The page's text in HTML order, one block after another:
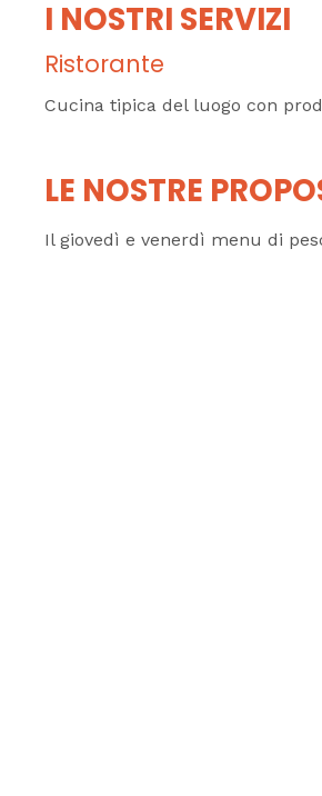
I NOSTRI SERVIZI
Ristorante
Cucina tipica del luogo con
LE NOSTRE
Il giovedì e venerdì menu di